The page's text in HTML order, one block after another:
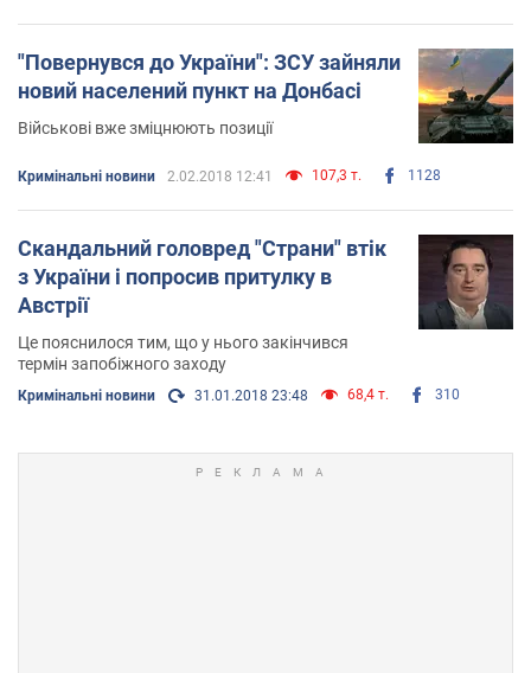
"Повернувся до України": ЗСУ зайняли
новий населений пункт на Донбасі
Військові вже зміцнюють позиції
Кримінальні новини 2.02.2018 12:41 107,3 т. 1128
Скандальний головред "Страни" втік
з України і попросив притулку в
Австрії
Це пояснилося тим, що у нього закінчився
термін запобіжного заходу
Кримінальні новини 31.01.2018 23:48 68,4 т. 310